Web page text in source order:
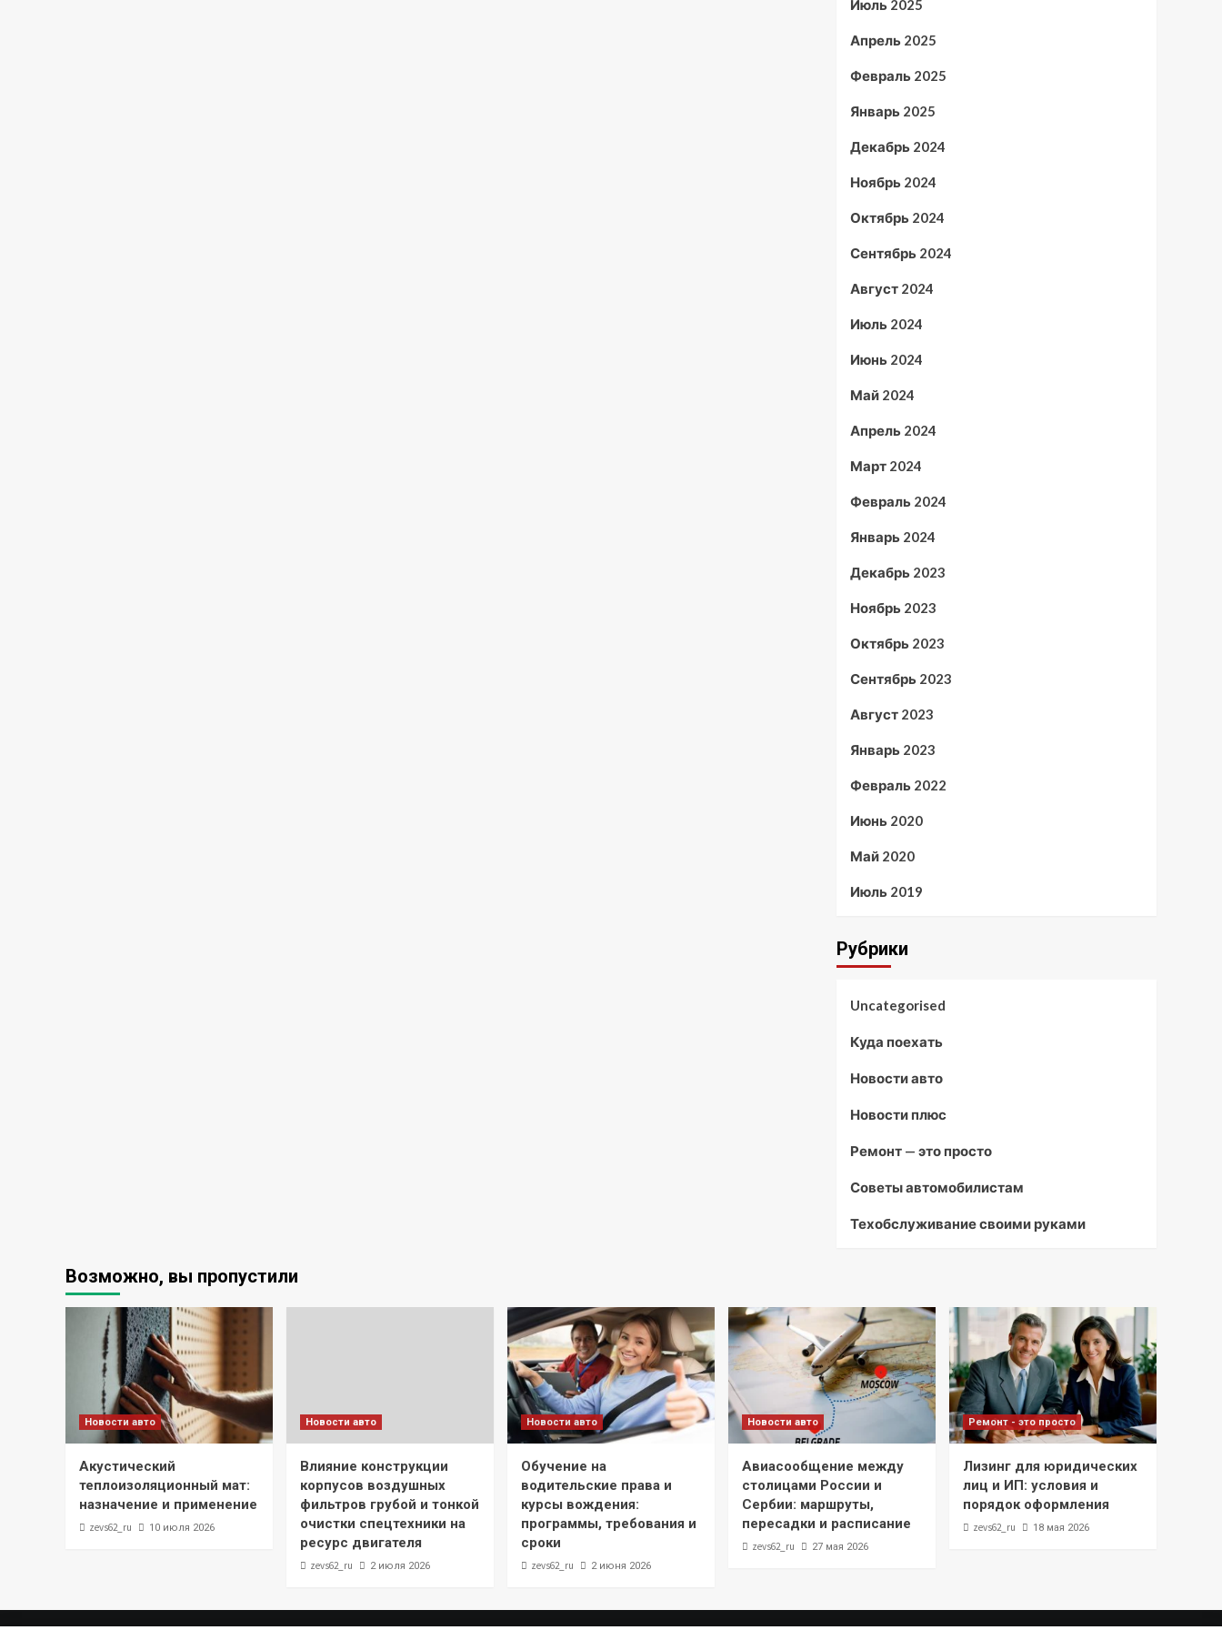
Июль 2025
Апрель 2025
Февраль 2025
Январь 2025
Декабрь 2024
Ноябрь 2024
Октябрь 2024
Сентябрь 2024
Август 2024
Июль 2024
Июнь 2024
Май 2024
Апрель 2024
Март 2024
Февраль 2024
Январь 2024
Декабрь 2023
Ноябрь 2023
Октябрь 2023
Сентябрь 2023
Август 2023
Январь 2023
Февраль 2022
Июнь 2020
Май 2020
Июль 2019
Рубрики
Uncategorised
Куда поехать
Новости авто
Новости плюс
Ремонт — это просто
Советы автомобилистам
Техобслуживание своими руками
Возможно, вы пропустили
Новости авто
Акустический
теплоизоляционный мат:
назначение и применение
zevs62_ru 10 июля 2026
Новости авто
Влияние конструкции
корпусов воздушных
фильтров грубой и тонкой
очистки спецтехники на
ресурс двигателя
zevs62_ru 2 июля 2026
Новости авто
Обучение на
водительские права и
курсы вождения:
программы, требования и
сроки
zevs62_ru 2 июня 2026
Новости авто
Авиасообщение между
столицами России и
Сербии: маршруты,
пересадки и расписание
zevs62_ru 27 мая 2026
Ремонт - это просто
Лизинг для юридических
лиц и ИП: условия и
порядок оформления
zevs62_ru 18 мая 2026